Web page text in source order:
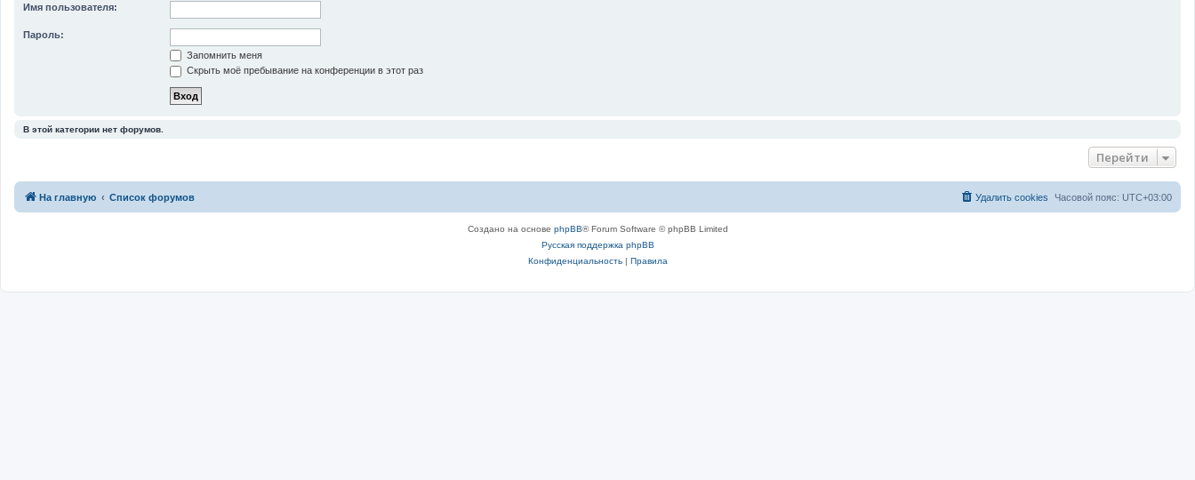
Имя пользователя:
Пароль:
Запомнить меня
Скрыть моё пребывание на конференции в этот раз
В этой категории нет форумов.
Перейти
На главную Список форумов Часовой пояс: UTC+03:00
Удалить cookies
Создано на основе phpBB® Forum Software © phpBB Limited
Русская поддержка phpBB
Конфиденциальность| Правила